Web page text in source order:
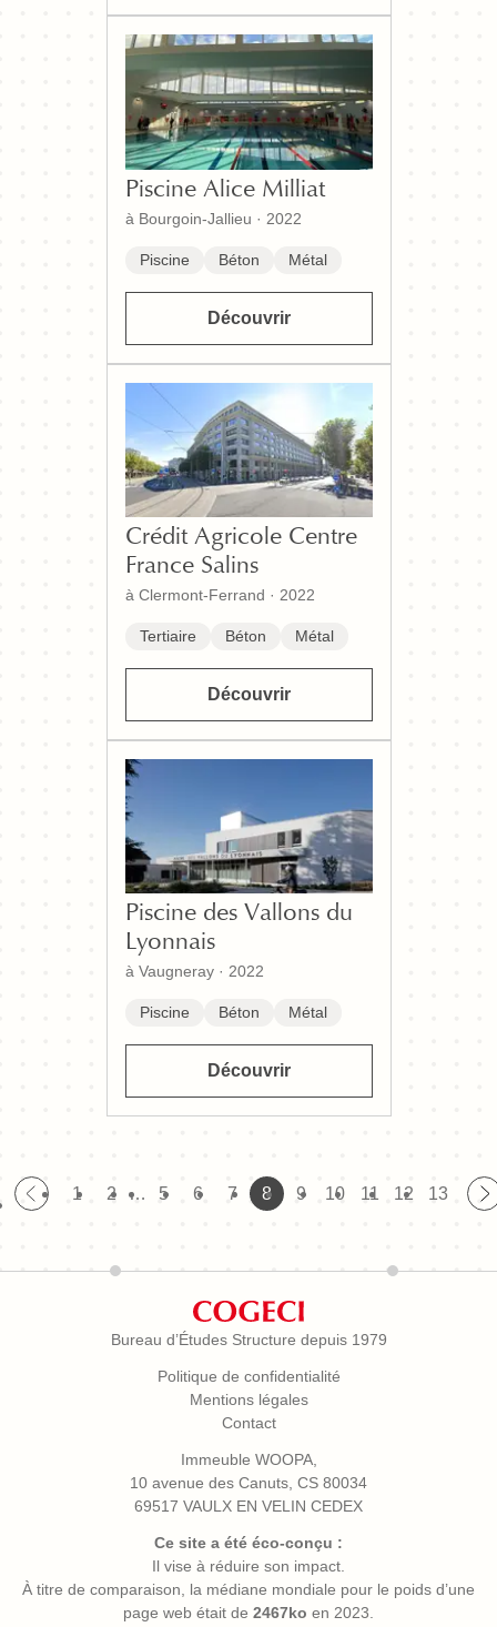
Piscine Alice Milliat
à Bourgoin-Jallieu · 2022
Piscine Béton Métal
Découvrir
Crédit Agricole Centre
France Salins
à Clermont-Ferrand · 2022
Tertiaire Béton Métal
Découvrir
Piscine des Vallons du
Lyonnais
à Vaugneray· 2022
Piscine Béton Métal
Découvrir
1 2 … 5 6 7 8 9 10 11 12 13
Bureau d’Études Structure depuis 1979
Politique de confidentialité
Mentions légales
Contact
Immeuble WOOPA,
10 avenue des Canuts, CS 80034
69517 VAULX EN VELIN CEDEX
Ce site a été éco-conçu :
Il vise à réduire son impact.
À titre de comparaison, la médiane mondiale pour le poids d’une
page web était de 2467ko en 2023.